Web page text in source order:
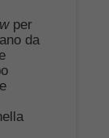
per
da